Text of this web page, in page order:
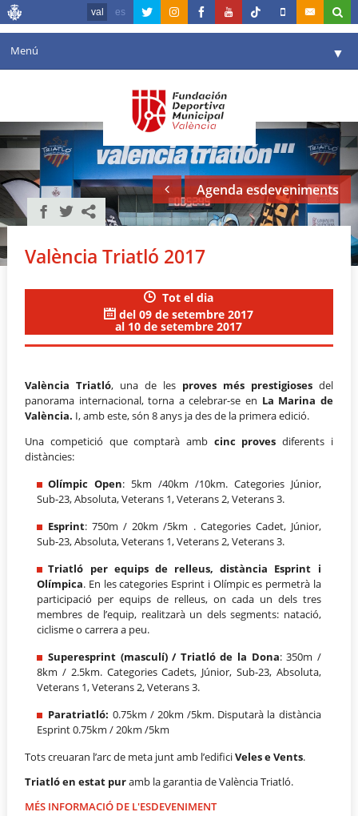
val es
Menú ▼
Agenda
Instal·lacions ▼
Comunicació ▼
València en esport
Portal de Transparència
Agenda esdeveniments
València Triatló 2017
Tot el dia
del 09 de setembre 2017
al 10 de setembre 2017
València Triatló, una de les proves més prestigiosesdel
panorama internacional, torna a celebrar-se en La Marina de
València. I, amb este, són 8 anys ja des de la primera edició.
Una competició que comptarà amb cinc proves diferents i
distàncies:
Olímpic Open: 5km /40km /10km. Categories Júnior,
Sub-23, Absoluta, Veterans 1, Veterans 2, Veterans 3.
Esprint: 750m / 20km /5km . Categories Cadet, Júnior,
Sub-23, Absoluta, Veterans 1, Veterans 2, Veterans 3.
Triatló per equips de relleus, distància Esprint i
Olímpica. En les categories Esprint i Olímpic es permetrà la
participació per equips de relleus, on cada un dels tres
membres de l’equip, realitzarà un dels segments: natació,
ciclisme o carrera a peu.
Superesprint (masculí) / Triatló de la Dona: 350m /
8km / 2.5km. Categories Cadets, Júnior, Sub-23, Absoluta,
Veterans 1, Veterans 2, Veterans 3.
Paratriatló: 0.75km / 20km /5km. Disputarà la distància
Esprint 0.75km / 20km /5km
Tots creuaran l’arc de meta junt amb l’edificiVeles e Vents.
Triatló en estat puramb la garantia de València Triatló.
MÉS INFORMACIÓ DE L'ESDEVENIMENT